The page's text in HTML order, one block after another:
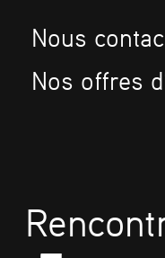
Nous
Nos offres